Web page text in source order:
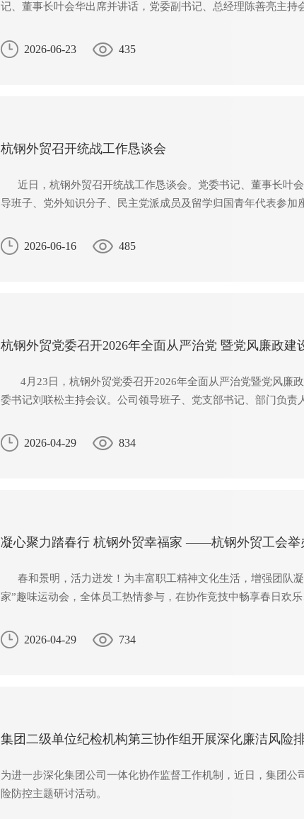
记、董事长叶会华出席并讲话，党委副书记、总经理陈善亮主持
2026-06-23 435
杭钢外贸召开统战工作恳谈会
近日，杭钢外贸召开统战工作恳谈会。党委书记、董事长叶
导班子、党外知识分子、民主党派成员及留学归国青年代表参加
2026-06-16 485
杭钢外贸党委召开2026年全面从严治党 暨党风廉政建
4月23日，杭钢外贸党委召开2026年全面从严治党暨党风廉
委书记刘联松主持会议。公司领导班子、党支部书记、部门负责
2026-04-29 834
凝心聚力踏春行 杭钢外贸幸福家 ——杭钢外贸工会举
春和景明，活力迸发！为丰富职工精神文化生活，增强团队
家”趣味运动会，全体员工热情参与，在协作竞技中畅享春日欢乐
2026-04-29 734
集团二级单位纪检机构第三协作组开展深化廉洁风险
为进一步深化集团公司一体化协作监督工作机制，近日，集团
险防控主题研讨活动。